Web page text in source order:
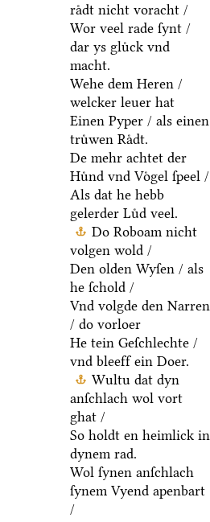
raͤdt nicht voracht /
Wor veel rade ſynt /
dar ys gluͤck vnd
macht.
Wehe dem Heren /
welcker leuer hat
Einen Pyper / als einen
truͤwen Raͤdt.
De mehr achtet der
Huͤnd vnd Voͤgel ſpeel /
Als dat he hebb
gelerder Luͤd veel.
Do Roboam nicht
volgen wold /
Den olden Wyſen / als
he ſchold /
Vnd volgde den Narren
/ do vorloer
He tein Geſchlechte /
vnd bleeff ein Doer.
Wultu dat dyn
anſchlach wol vort
ghat /
So holdt en heimlick in
dynem rad.
Wol ſynen anſchlach
ſynem Vyend apenbart
/